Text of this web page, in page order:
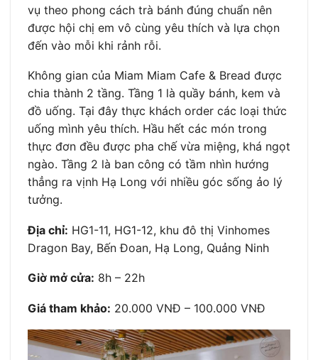
vụ theo phong cách trà bánh đúng chuẩn nên
được hội chị em vô cùng yêu thích và lựa chọn
đến vào mỗi khi rảnh rỗi.
Không gian của Miam Miam Cafe & Bread được
chia thành 2 tầng. Tầng 1 là quầy bánh, kem và
đồ uống. Tại đây thực khách order các loại thức
uống mình yêu thích. Hầu hết các món trong
thực đơn đều được pha chế vừa miệng, khá ngọt
ngào. Tầng 2 là ban công có tầm nhìn hướng
thẳng ra vịnh Hạ Long với nhiều góc sống ảo lý
tưởng.
Địa chỉ: HG1-11, HG1-12, khu đô thị Vinhomes
Dragon Bay, Bến Đoan, Hạ Long, Quảng Ninh
Giờ mở cửa: 8h – 22h
Giá tham khảo: 20.000 VNĐ – 100.000 VNĐ